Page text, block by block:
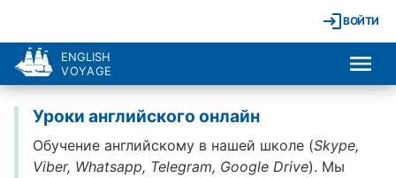
ВОЙТИ
ENGLISH
VOYAGE
Уроки английского онлайн
Обучение английскому в нашей школе (Skype,
Viber, Whatsapp, Telegram, Google Drive). Мы